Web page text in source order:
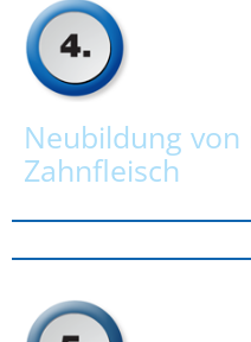
Neubildung
Zahnfleisch